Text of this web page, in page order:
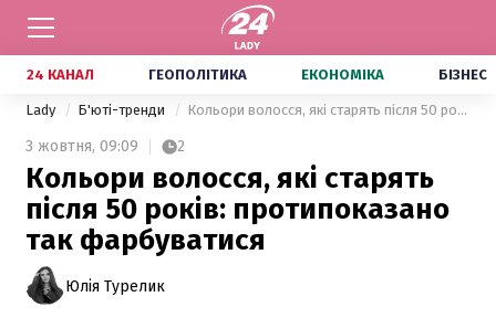
24 КАНАЛ ГЕОПОЛІТИКА ЕКОНОМІКА БІЗНЕС
Lady Б'юті-тренди Кольори волосся, які старять після 50 років: протипоказано так фарбуватися
3 жовтня, 09:09 2
Кольори волосся, які старять
після 50 років: протипоказано
так фарбуватися
Юлія Турелик